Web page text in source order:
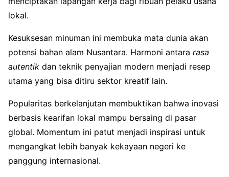
lokal.
Kesuksesan minuman ini membuka mata dunia akan
potensi bahan alam Nusantara. Harmoni antara rasa
autentik dan teknik penyajian modern menjadi resep
utama yang bisa ditiru sektor kreatif lain.
Popularitas berkelanjutan membuktikan bahwa inovasi
berbasis kearifan lokal mampu bersaing di pasar
global. Momentum ini patut menjadi inspirasi untuk
mengangkat lebih banyak kekayaan negeri ke
panggung internasional.